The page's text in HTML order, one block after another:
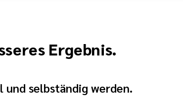
Ergebnis.
und selbständig werden.